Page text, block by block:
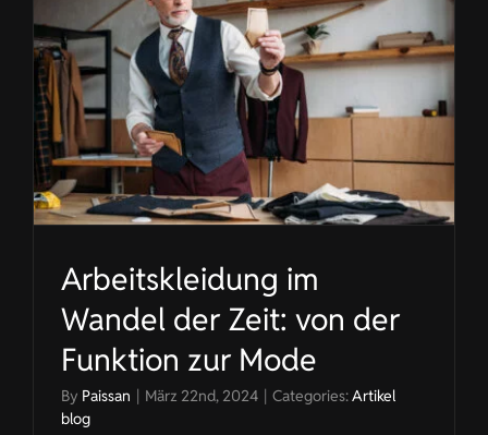
Arbeitskleidung im
Wandel der Zeit: von der
Funktion zur Mode
By Paissan | März 22nd, 2024 | Categories:Artikel
blog